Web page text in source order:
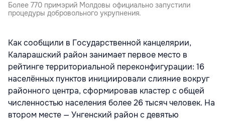
Более 770 примэрий Молдовы официально запустили
процедуры добровольного укрупнения.
Как сообщили в Государственной канцелярии,
Каларашский район занимает первое место в
рейтинге территориальной переконфигурации: 16
населённых пунктов инициировали слияние вокруг
районного центра, сформировав кластер с общей
численностью населения более 26 тысяч человек. На
втором месте — Унгенский район с девятью